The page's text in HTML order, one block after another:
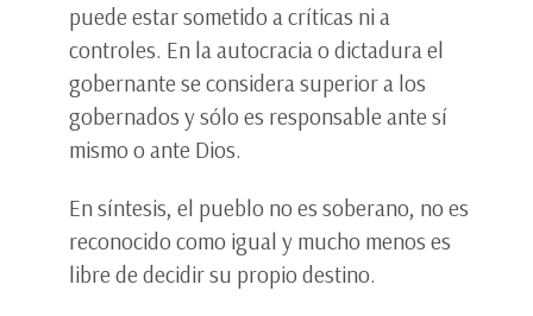
puede estar sometido a críticas ni a
controles. En la autocracia o dictadura el
gobernante se considera superior a los
gobernados y sólo es responsable ante sí
mismo o ante Dios.
En síntesis, el pueblo no es soberano, no es
reconocido como igual y mucho menos es
libre de decidir su propio destino.